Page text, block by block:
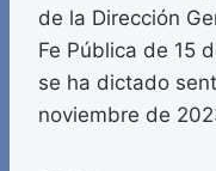
de la Dirección
Fe Pública de 15
se ha dictado
noviembre de